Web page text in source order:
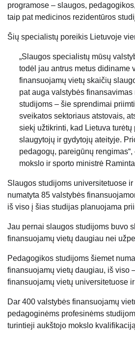
programose – slaugos,
taip pat medicinos rezidentūros
Šių specialistų poreikis Lietuvoje
„Slaugos specialistų mūsų
todėl jau antrus metus didiname
finansuojamų vietų skaičių
pat auga valstybės finansavimas
studijoms – šie sprendimai
sveikatos sektoriaus atstovais,
siekį užtikrinti, kad Lietuva turėtų
slaugytojų ir gydytojų ateityje.
pedagogų, pareigūnų
mokslo ir sporto ministrė
Slaugos studijoms universitetuose
numatyta 85 valstybės
iš viso į šias studijas planuojama
Jau pernai slaugos studijoms buvo
finansuojamų vietų daugiau nei
Pedagogikos studijoms šiemet
finansuojamų vietų daugiau, iš viso
finansuojamų vietų universitetuose
Dar 400 valstybės finansuojamų
pedagoginėms profesinėms
turintieji aukštojo mokslo